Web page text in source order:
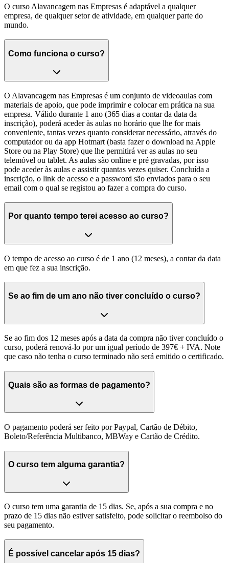
O curso Alavancagem nas Empresas é adaptável a qualquer
empresa, de qualquer setor de atividade, em qualquer parte do
mundo.
Como funciona o curso?
O Alavancagem nas Empresas é um conjunto de videoaulas com
materiais de apoio, que pode imprimir e colocar em prática na sua
empresa. Válido durante 1 ano (365 dias a contar da data da
inscrição), poderá aceder às aulas no horário que lhe for mais
conveniente, tantas vezes quanto considerar necessário, através do
computador ou da app Hotmart (basta fazer o download na Apple
Store ou na Play Store) que lhe permitirá ver as aulas no seu
telemóvel ou tablet. As aulas são online e pré gravadas, por isso
pode aceder às aulas e assistir quantas vezes quiser. Concluída a
inscrição, o link de acesso e a password são enviados para o seu
email com o qual se registou ao fazer a compra do curso.
Por quanto tempo terei acesso ao curso?
O tempo de acesso ao curso é de 1 ano (12 meses), a contar da data
em que fez a sua inscrição.
Se ao fim de um ano não tiver concluído o curso?
Se ao fim dos 12 meses após a data da compra não tiver concluído o
curso, poderá renová-lo por um igual período de 397€ + IVA. Note
que caso não tenha o curso terminado não será emitido o certificado.
Quais são as formas de pagamento?
O pagamento poderá ser feito por Paypal, Cartão de Débito,
Boleto/Referência Multibanco, MBWay e Cartão de Crédito.
O curso tem alguma garantia?
O curso tem uma garantia de 15 dias. Se, após a sua compra e no
prazo de 15 dias não estiver satisfeito, pode solicitar o reembolso do
seu pagamento.
É possível cancelar após 15 dias?